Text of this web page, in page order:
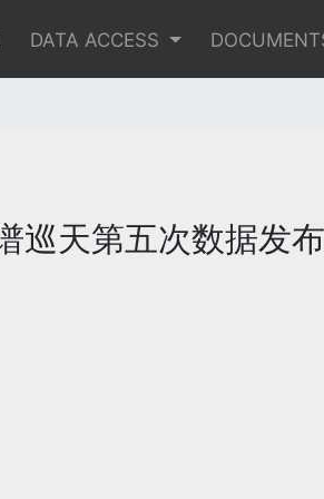
DATA ACCESS
巡天第五次数据发布